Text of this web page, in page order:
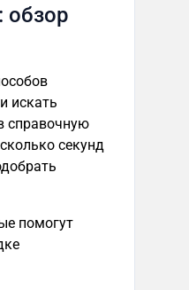
обзор
искать
справочную
секунд
помогут